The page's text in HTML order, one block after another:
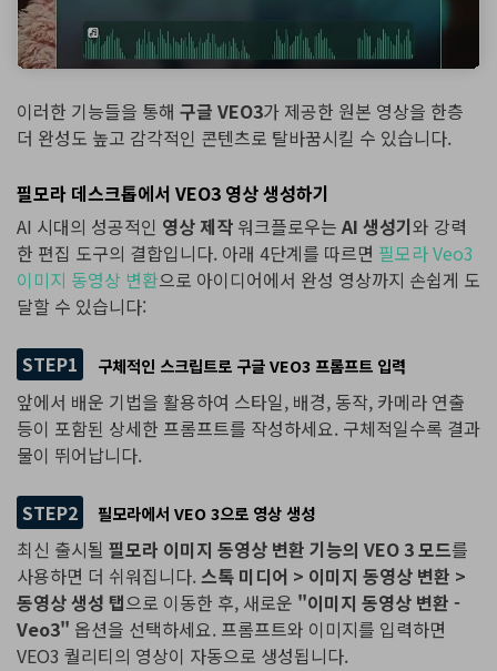
이러한 기능들을 통해 구글 VEO3가 제공한 원본 영상을 한층
더 완성도 높고 감각적인 콘텐츠로 탈바꿈시킬 수 있습니다.
필모라 데스크톱에서 VEO3 영상 생성하기
AI 시대의 성공적인 영상 제작 워크플로우는AI 생성기와 강력
한 편집 도구의 결합입니다. 아래 4단계를 따르면 필모라 Veo3
이미지 동영상 변환으로 아이디어에서 완성 영상까지 손쉽게 도
달할 수 있습니다:
STEP1 구체적인 스크립트로 구글 VEO3 프롬프트 입력
앞에서 배운 기법을 활용하여 스타일, 배경, 동작, 카메라 연출
등이 포함된 상세한 프롬프트를 작성하세요. 구체적일수록 결과
물이 뛰어납니다.
STEP2 필모라에서 VEO 3으로 영상 생성
최신 출시될 필모라 이미지 동영상 변환 기능의 VEO 3 모드를
사용하면 더 쉬워집니다.스톡 미디어 > 이미지 동영상 변환 >
동영상 생성 탭으로 이동한 후, 새로운 "이미지 동영상 변환 -
Veo3" 옵션을 선택하세요. 프롬프트와 이미지를 입력하면
VEO3 퀄리티의 영상이 자동으로 생성됩니다.